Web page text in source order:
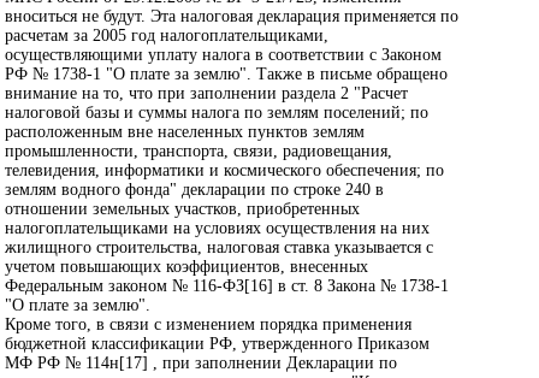
вноситься не будут. Эта налоговая декларация применяется по
расчетам за 2005 год налогоплательщиками,
осуществляющими уплату налога в соответствии с Законом
РФ № 1738-1 "О плате за землю". Также в письме обращено
внимание на то, что при заполнении раздела 2 "Расчет
налоговой базы и суммы налога по землям поселений; по
расположенным вне населенных пунктов землям
промышленности, транспорта, связи, радиовещания,
телевидения, информатики и космического обеспечения; по
землям водного фонда" декларации по строке 240 в
отношении земельных участков, приобретенных
налогоплательщиками на условиях осуществления на них
жилищного строительства, налоговая ставка указывается с
учетом повышающих коэффициентов, внесенных
Федеральным законом № 116-ФЗ[16] в ст. 8 Закона № 1738-1
"О плате за землю".
Кроме того, в связи с изменением порядка применения
бюджетной классификации РФ, утвержденного Приказом
МФ РФ № 114н[17] , при заполнении Декларации по